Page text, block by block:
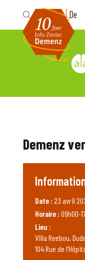
Fr De
Demenz
Date : 23 avril
Horaire : 09h00-
Lieu :
Villa Reebou,
104 Rue de